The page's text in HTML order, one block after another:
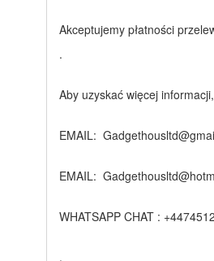
Akceptujemy płatności
.
Aby uzyskać więcej
EMAIL:
EMAIL:
WHATSAPP CHAT :
.